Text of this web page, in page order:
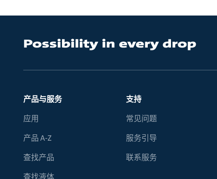
产品与服务
应用
产品 A-Z
查找产品
查找液体
支持
常见问题
服务引导
联系服务